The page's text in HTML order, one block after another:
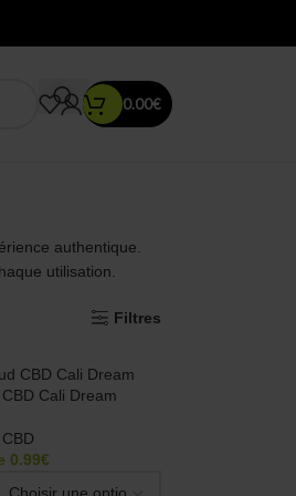
0.00€
authentique.
utilisation.
Filtres
Cali Dream
0.99€